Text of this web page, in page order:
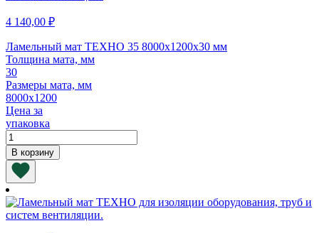
(черный
стеклохолст)
4 140,00 ₽
Ламельный мат ТЕХНО 35 8000х1200х30 мм
Толщина мата, мм
30
Размеры мата, мм
8000х1200
Цена за
упаковка
Количество
товара
Ламельный
мат
ТЕХНО
35
8000х1200х30
В корзину